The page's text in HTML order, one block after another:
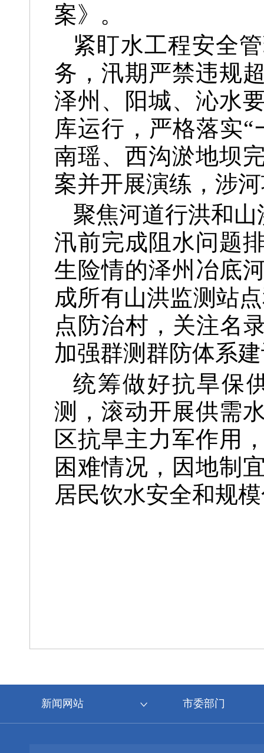
案》。
紧盯水工程安全
务，汛期严禁违规
泽州、阳城、沁水
库运行，严格落实
南瑶、西沟淤地坝
案并开展演练，涉
聚焦河道行洪和
汛前完成阻水问题
生险情的泽州冶底
成所有山洪监测站
点防治村，关注名
加强群测群防体系
统筹做好抗旱保
测，滚动开展供需
区抗旱主力军作用
困难情况，因地制
居民饮水安全和规
新闻网站 市委部门